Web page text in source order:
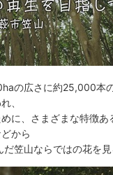
の広さに約25,000本の
、
に、さまざまな特徴あ
から
笠山ならではの花を見